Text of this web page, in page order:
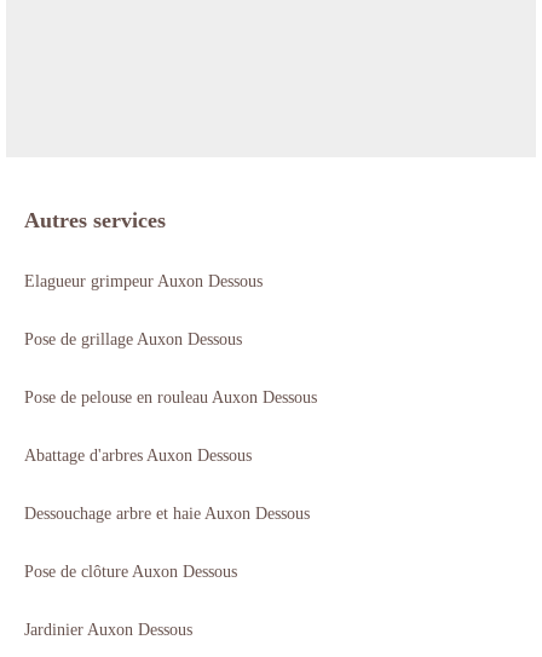
Autres services
Elagueur grimpeur Auxon Dessous
Pose de grillage Auxon Dessous
Pose de pelouse en rouleau Auxon Dessous
Abattage d'arbres Auxon Dessous
Dessouchage arbre et haie Auxon Dessous
Pose de clôture Auxon Dessous
Jardinier Auxon Dessous